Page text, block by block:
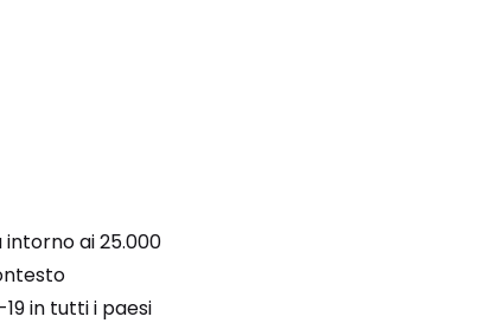
intorno ai 25.000
in tutti i paesi